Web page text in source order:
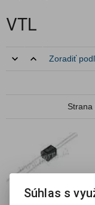
VTL
Zoradiť
Strana
Súhlas s